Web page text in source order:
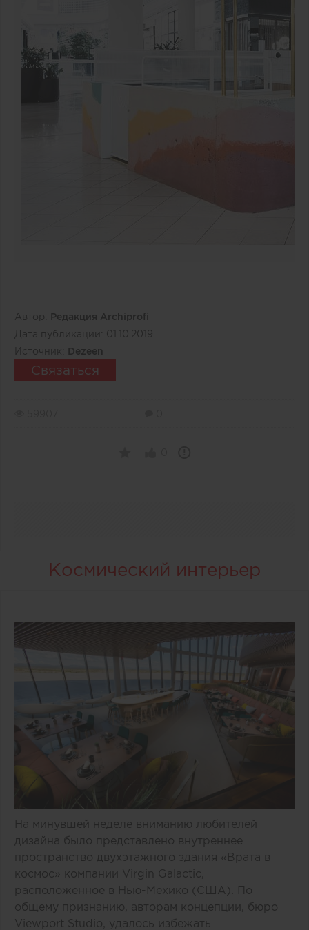
Автор:
Редакция Archiprofi
Дата публикации: 01.10.2019
Источник:
Dezeen
Связаться
Космический интерьер
На минувшей неделе вниманию любителей
дизайна было представлено внутреннее
пространство двухэтажного здания «Врата в
космос» компании Virgin Galactic,
расположенное в Нью-Мехико (США). По
общему признанию, авторам концепции, бюро
Viewport Studio, удалось избежать